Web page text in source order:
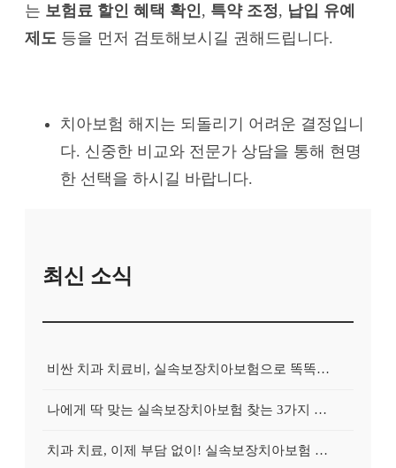
는 보험료 할인 혜택 확인, 특약 조정, 납입 유예
제도 등을 먼저 검토해보시길 권해드립니다.
치아보험 해지는 되돌리기 어려운 결정입니
다. 신중한 비교와 전문가 상담을 통해 현명
한 선택을 하시길 바랍니다.
최신 소식
비싼 치과 치료비, 실속보장치아보험으로 똑똑하게 대비하는 방법
나에게 딱 맞는 실속보장치아보험 찾는 3가지 핵심 질문
치과 치료, 이제 부담 없이! 실속보장치아보험 가입 전략